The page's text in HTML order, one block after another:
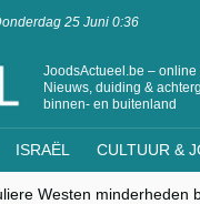
25 Juni 0:36
JoodsActueel.be – online
Nieuws, duiding &
binnen- en buitenland
ISRAËL CULTUUR &
Westen minderheden